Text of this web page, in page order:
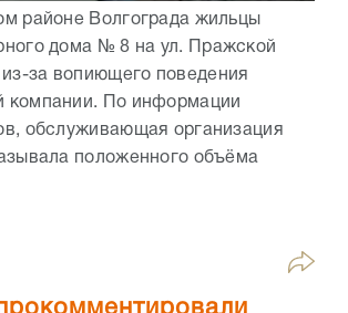
районе Волгограда жильцы
дома № 8 на ул. Пражской
из-за вопиющего поведения
компании. По информации
обслуживающая организация
положенного объёма